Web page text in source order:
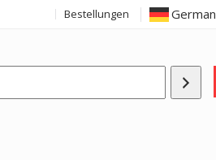
Bestellungen German